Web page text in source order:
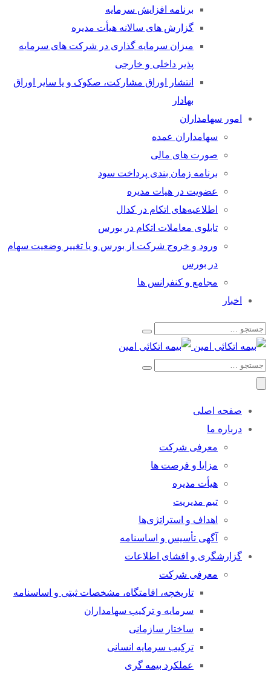
برنامه افزایش سرمایه
گزارش های سالانه هیأت مدیره
میزان سرمایه گذاری در شرکت های سرمایه
پذیر داخلی و خارجی
انتشار اوراق مشارکت، صکوک و یا سایر اوراق
بهادار
امور سهامداران
سهامداران عمده
صورت های مالی
برنامه زمان بندی پرداخت سود
عضویت در هیات مدیره
اطلاعیه‌های اتکام در کدال
تابلوی معاملات اتکام در بورس
ورود و خروج شرکت از بورس و یا تغییر وضعیت سهام
در بورس
مجامع و کنفرانس ها
اخبار
صفحه اصلی
درباره ما
معرفی شرکت
مزایا و فرصت ها
هیأت مدیره
تیم مدیریت
اهداف و استراتژی‌ها
آگهی تأسیس و اساسنامه
گزارشگری و افشای اطلاعات
معرفی شرکت
تاریخچه، اقامتگاه، مشخصات ثبتی و اساسنامه
سرمایه و ترکیب سهامداران
ساختار سازمانی
ترکیب سرمایه انسانی
عملکرد بیمه گری